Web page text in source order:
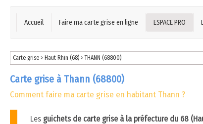
Accueil Faire ma carte grise en ligne ESPACE PRO
Carte grise > Haut Rhin (68)>THANN (68800)
Carte grise à Thann (68800)
Comment faire ma carte grise en habitant Thann ?
Les guichets de carte grise à la préfecture du 68